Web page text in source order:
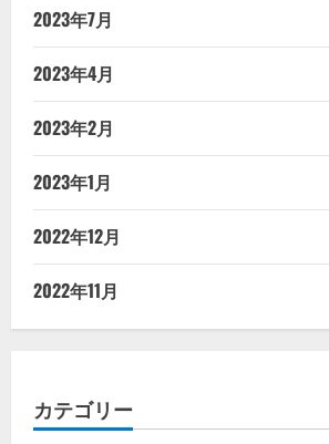
2023年7月
2023年4月
2023年2月
2023年1月
2022年12月
2022年11月
カテゴリー